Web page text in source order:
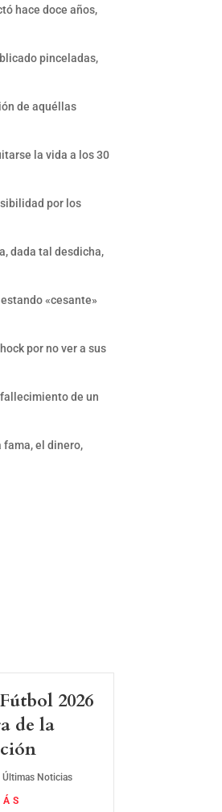
hace doce años,
pinceladas,
de aquéllas
la vida a los 30
por los
dada tal desdicha,
«cesante»
por no ver a sus
de un
fama, el dinero,
2026
de la
Últimas Noticias